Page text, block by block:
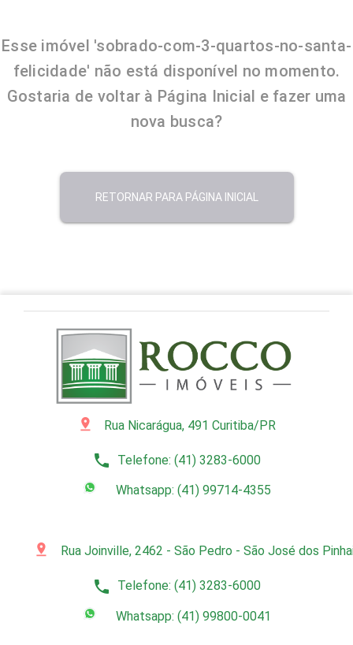
pin_drop Rua Nicarágua, 491 Curitiba/PR
phone Telefone: (41) 3283-6000
Whatsapp: (41) 99714-4355
pin_drop Rua Joinville, 2462 - São Pedro - São José dos
phone Telefone: (41) 3283-6000
Whatsapp: (41) 99800-0041
Esse imóvel 'sobrado-com-3-quartos-no-santa-
felicidade' não está disponível no momento.
Gostaria de voltar à Página Inicial e fazer uma
nova busca?
RETORNAR PARA PÁGINA INICIAL